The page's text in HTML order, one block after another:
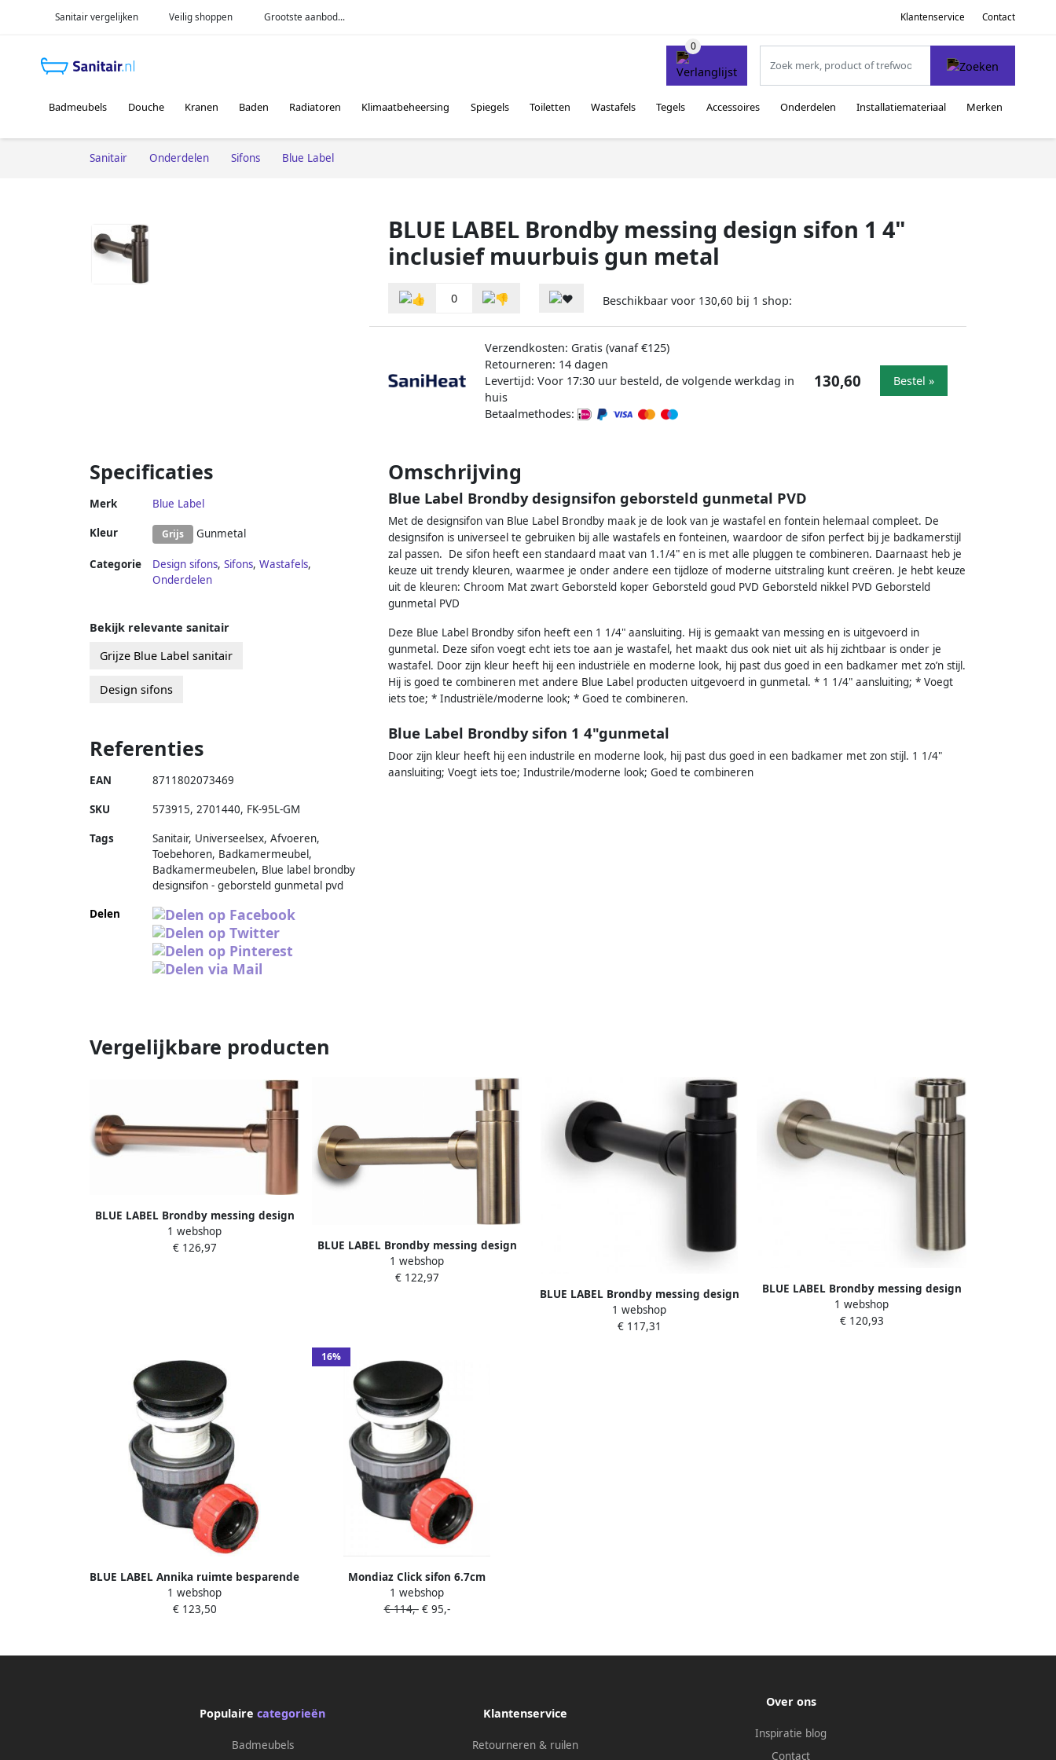
Sanitair vergelijken Veilig shoppen Grootste aanbod... Klantenservice Contact
Badmeubels Douche Kranen Baden Radiatoren Klimaatbeheersing Spiegels Toiletten Wastafels Tegels Accessoires Onderdelen Installatiemateriaal Merken
Sanitair Onderdelen Sifons Blue Label
BLUE LABEL Brondby messing design sifon 1 4"
inclusief muurbuis gun metal
0 Beschikbaar voor 130,60 bij 1 shop:
Verzendkosten: Gratis (vanaf €125)
Retourneren: 14 dagen
Levertijd: Voor 17:30 uur besteld, de volgende werkdag in
huis
Betaalmethodes:
130,60 Bestel »
Specificaties
Merk Blue Label
Kleur Grijs Gunmetal
Categorie Design sifons, Sifons, Wastafels,
Onderdelen
Omschrijving
Blue Label Brondby designsifon geborsteld gunmetal PVD
Met de designsifon van Blue Label Brondby maak je de look van je wastafel en fontein helemaal compleet. De
designsifon is universeel te gebruiken bij alle wastafels en fonteinen, waardoor de sifon perfect bij je badkamerstijl
zal passen. De sifon heeft een standaard maat van 1.1/4" en is met alle pluggen te combineren. Daarnaast heb je
keuze uit trendy kleuren, waarmee je onder andere een tijdloze of moderne uitstraling kunt creëren. Je hebt keuze
uit de kleuren: Chroom Mat zwart Geborsteld koper Geborsteld goud PVD Geborsteld nikkel PVD Geborsteld
gunmetal PVD
Deze Blue Label Brondby sifon heeft een 1 1/4" aansluiting. Hij is gemaakt van messing en is uitgevoerd in
gunmetal. Deze sifon voegt echt iets toe aan je wastafel, het maakt dus ook niet uit als hij zichtbaar is onder je
wastafel. Door zijn kleur heeft hij een industriële en moderne look, hij past dus goed in een badkamer met zo’n stijl.
Hij is goed te combineren met andere Blue Label producten uitgevoerd in gunmetal. * 1 1/4" aansluiting; * Voegt
iets toe; * Industriële/moderne look; * Goed te combineren.
Blue Label Brondby sifon 1 4"gunmetal
Door zijn kleur heeft hij een industrile en moderne look, hij past dus goed in een badkamer met zon stijl. 1 1/4"
aansluiting; Voegt iets toe; Industrile/moderne look; Goed te combineren
Bekijk relevante sanitair
Grijze Blue Label sanitair
Design sifons
Referenties
EAN 8711802073469
SKU 573915, 2701440, FK-95L-GM
Tags
Sanitair, Universeelsex, Afvoeren,
Toebehoren, Badkamermeubel,
Badkamermeubelen, Blue label brondby
designsifon - geborsteld gunmetal pvd
Delen
Vergelijkbare producten
BLUE LABEL Brondby messing design
sifon 1 4" inclusief muurbuis
geborsteld brons
1 webshop
€ 126,97
BLUE LABEL Brondby messing design
sifon 1 4" inclusief muurbuis
geborsteld goud
1 webshop
€ 122,97
BLUE LABEL Brondby messing design
sifon 1 4" inclusief muurbuis mat
zwart
1 webshop
€ 117,31
BLUE LABEL Brondby messing design
sifon 1 4" inclusief muurbuis
geborsteld nikkel FK-958L-BN
1 webshop
€ 120,93
BLUE LABEL Annika ruimte besparende
click sifon 6 7cm hoog model solid
surface rond urban zwart
1 webshop
€ 123,50
16%
Mondiaz Click sifon 6.7cm
ruimtebesparend rond Solid surface
Black messing M80175
1 webshop
€ 114,-€ 95,-
Populaire categorieën
Badmeubels
Klantenservice
Retourneren & ruilen
Over ons
Inspiratie blog
Contact